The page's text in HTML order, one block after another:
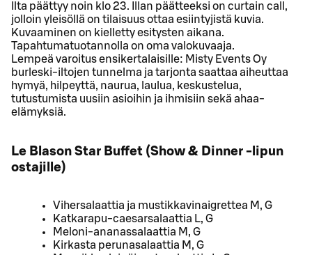
Ilta päättyy noin klo 23. Illan päätteeksi on curtain call,
jolloin yleisöllä on tilaisuus ottaa esiintyjistä kuvia.
Kuvaaminen on kielletty esitysten aikana.
Tapahtumatuotannolla on oma valokuvaaja.
Lempeä varoitus ensikertalaisille: Misty Events Oy
burleski-iltojen tunnelma ja tarjonta saattaa aiheuttaa
hymyä, hilpeyttä, naurua, laulua, keskustelua,
tutustumista uusiin asioihin ja ihmisiin sekä ahaa-
elämyksiä.
Le Blason Star Buffet (Show & Dinner -lipun
ostajille)
Vihersalaattia ja mustikkavinaigrettea M, G
Katkarapu-caesarsalaattia L, G
Meloni-ananassalaattia M, G
Kirkasta perunasalaattia M, G